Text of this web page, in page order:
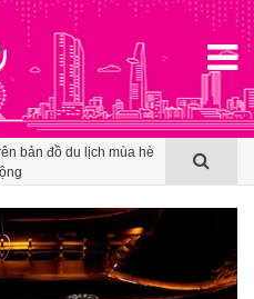
bản đồ du lịch mùa hè
thành tấm vé mở lối
văn hóa du lịch nhóm
bản đồ du lịch mùa hè